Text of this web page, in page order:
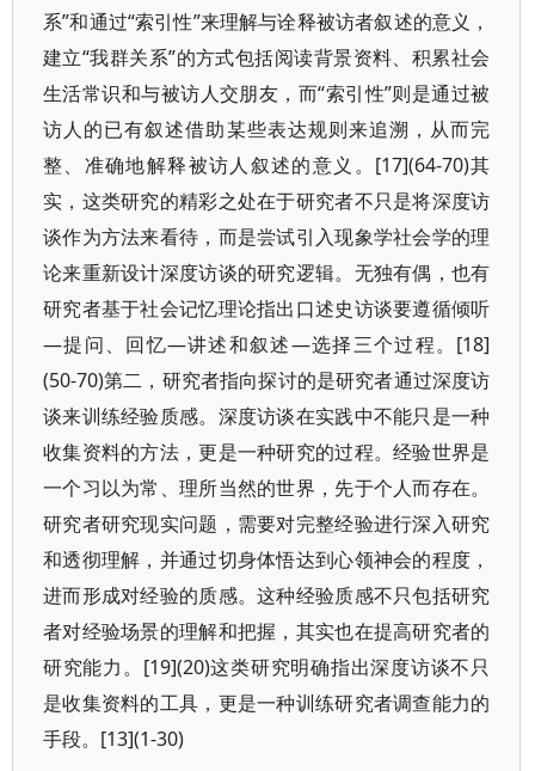
系”和通过“索引性”来理解与诠释被访者叙述的意义，
建立“我群关系”的方式包括阅读背景资料、积累社会
生活常识和与被访人交朋友，而“索引性”则是通过被
访人的已有叙述借助某些表达规则来追溯，从而完
整、准确地解释被访人叙述的意义。[17](64-70)其
实，这类研究的精彩之处在于研究者不只是将深度访
谈作为方法来看待，而是尝试引入现象学社会学的理
论来重新设计深度访谈的研究逻辑。无独有偶，也有
研究者基于社会记忆理论指出口述史访谈要遵循倾听
—提问、回忆—讲述和叙述—选择三个过程。[18]
(50-70)第二，研究者指向探讨的是研究者通过深度访
谈来训练经验质感。深度访谈在实践中不能只是一种
收集资料的方法，更是一种研究的过程。经验世界是
一个习以为常、理所当然的世界，先于个人而存在。
研究者研究现实问题，需要对完整经验进行深入研究
和透彻理解，并通过切身体悟达到心领神会的程度，
进而形成对经验的质感。这种经验质感不只包括研究
者对经验场景的理解和把握，其实也在提高研究者的
研究能力。[19](20)这类研究明确指出深度访谈不只
是收集资料的工具，更是一种训练研究者调查能力的
手段。[13](1-30)